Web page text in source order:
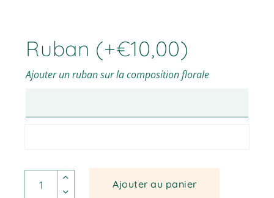
Ruban (+€10,00)
Ajouter un ruban sur la composition florale
Nicolas - Couronne à plat - Blanc et vert quantité
Ajouter au panier